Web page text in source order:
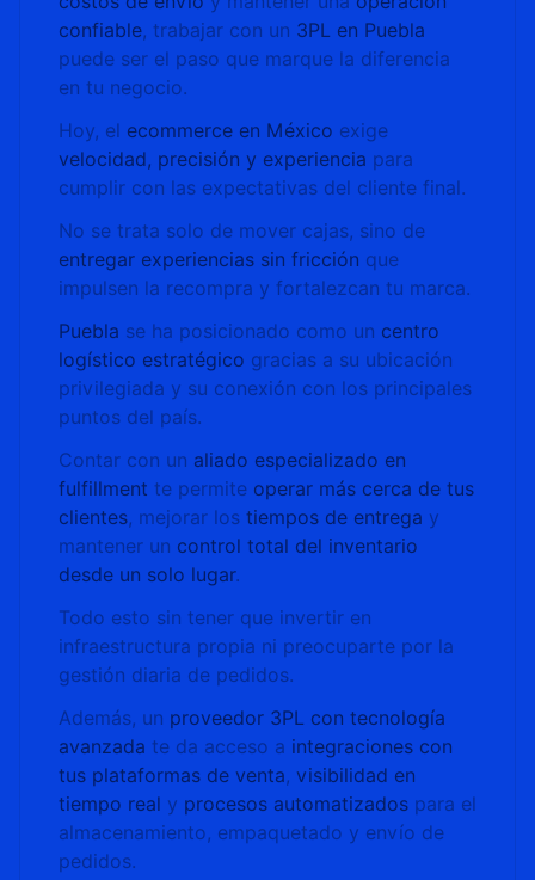
confiable, trabajar con un 3PL en Puebla
puede ser el paso que marque la diferencia
en tu negocio.
Hoy, el ecommerce en México exige
velocidad, precisión y experiencia para
cumplir con las expectativas del cliente final.
No se trata solo de mover cajas, sino de
entregar experiencias sin fricción que
impulsen la recompra y fortalezcan tu marca.
Puebla se ha posicionado como un centro
logístico estratégico gracias a su ubicación
privilegiada y su conexión con los principales
puntos del país.
Contar con un aliado especializado en
fulfillment te permite operar más cerca de tus
clientes, mejorar los tiempos de entrega y
mantener un control total del inventario
desde un solo lugar.
Todo esto sin tener que invertir en
infraestructura propia ni preocuparte por la
gestión diaria de pedidos.
Además, un proveedor 3PL con tecnología
avanzada te da acceso a integraciones con
tus plataformas de venta, visibilidad en
tiempo real y procesos automatizados para el
almacenamiento, empaquetado y envío de
pedidos.